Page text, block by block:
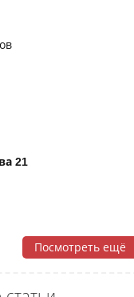
21
Посмотреть ещё